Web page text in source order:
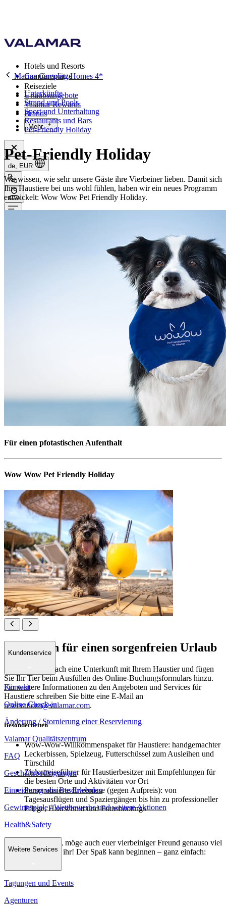
Hotels und Resorts
Campingplätze
Reiseziele
Urlaubsangebote
Valamar Rewards
Brands
Mehr
de, EUR
Marina Camping Homes 4*
Unterkünfte
Strand und Pools
Sport und Unterhaltung
Restaurants und Bars
Pet-Friendly Holiday
Pet-Friendly Holiday
Wir wissen, wie sehr unsere Gäste ihre Vierbeiner lieben. Damit sich
Ihre Haustiere bei uns wohl fühlen, haben wir ein neues Programm
entwickelt: Wow Wow Pet Friendly Holiday.
Für einen pfotastischen Aufenthalt
Wow Wow Pet Friendly Holiday
Pfote hoch für einen sorgenfreien Urlaub
Buchen Sie einfach eine Unterkunft mit Ihrem Haustier und fügen
Sie Ihr Tier beim Ausfüllen des Online-Buchungsformulars hinzu.
Für weitere Informationen zu den Angeboten und Services für
Haustiere schreiben Sie bitte eine E-Mail an
reservations@valamar.com.
Besonderheiten
Wow-Wow-Willkommenspaket für Haustiere: handgemachter
Leckerbissen, Spielzeug, Futterschüssel zum Ausleihen und
Türschild
Zielortreiseführer für Haustierbesitzer mit Empfehlungen für
die besten Orte und Aktivitäten vor Ort
Personalisierte Erlebnisse (gegen Aufpreis): von
Tagesausflügen und Spaziergängen bis hin zu professioneller
Pflege, Haarschnitt und Fotoshootings
Liebe Tierfreunde, möge auch euer vierbeiniger Freund genauso viel
Freude haben wie ihr! Der Spaß kann beginnen – ganz einfach:
Kundenservice
Kontakt
Online Check-in
Änderung / Stornierung einer Reservierung
Valamar Qualitätszentrum
FAQ
Geschäftsbedingungen
Einreichung von Beschwerden
Gewinnspiele / Wettbewerbe und weitere Aktionen
Health&Safety
Weitere Services
Tagungen und Events
Agenturen